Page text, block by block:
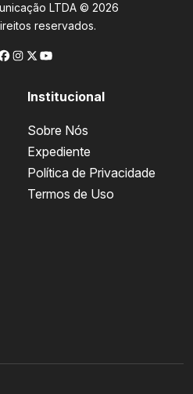
LTDA © 2026
reservados.
Institucional
Sobre Nós
Expediente
Política de Privacidade
Termos de Uso